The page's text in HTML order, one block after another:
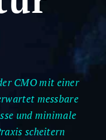
CMO mit einer
messbare
und minimale
scheitern